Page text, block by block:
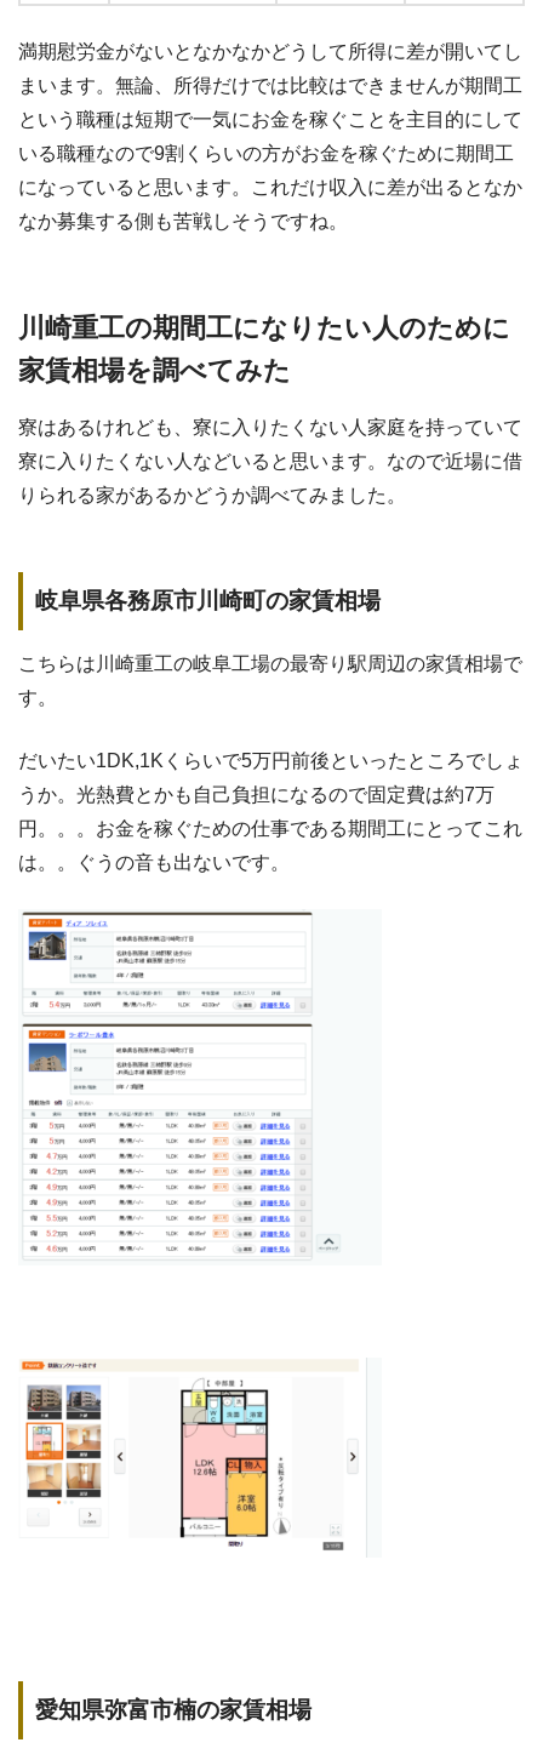
満期慰労金がないとなかなかどうして所得に差が開いてし
まいます。無論、所得だけでは比較はできませんが期間工
という職種は短期で一気にお金を稼ぐことを主目的にして
いる職種なので9割くらいの方がお金を稼ぐために期間工
になっていると思います。これだけ収入に差が出るとなか
なか募集する側も苦戦しそうですね。
川崎重工の期間工になりたい人のために
家賃相場を調べてみた
寮はあるけれども、寮に入りたくない人家庭を持っていて
寮に入りたくない人などいると思います。なので近場に借
りられる家があるかどうか調べてみました。
岐阜県各務原市川崎町の家賃相場
こちらは川崎重工の岐阜工場の最寄り駅周辺の家賃相場で
す。
だいたい1DK,1Kくらいで5万円前後といったところでしょ
うか。光熱費とかも自己負担になるので固定費は約7万
円。。。お金を稼ぐための仕事である期間工にとってこれ
は。。ぐうの音も出ないです。
愛知県弥富市楠の家賃相場